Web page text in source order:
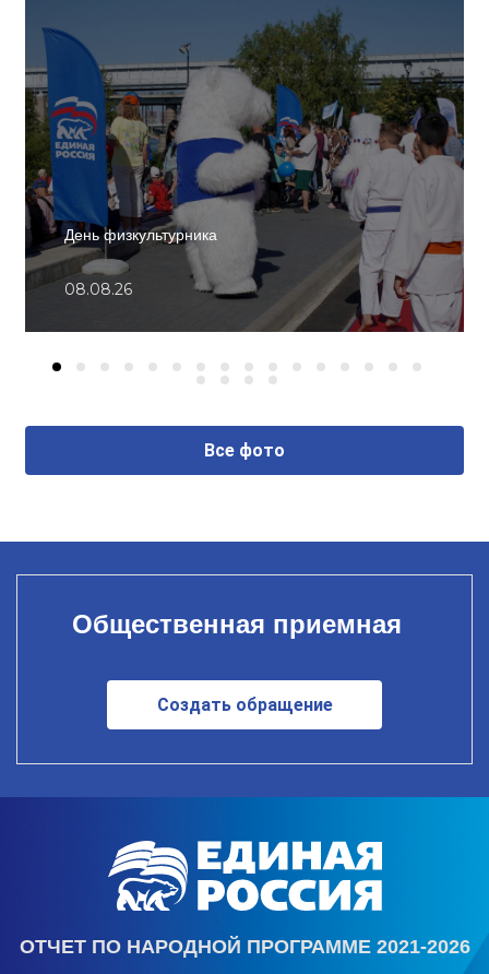
День физкультурника
08.08.26
Все фото
Общественная приемная
Создать обращение
ОТЧЕТ ПО НАРОДНОЙ ПРОГРАММЕ 2021-2026